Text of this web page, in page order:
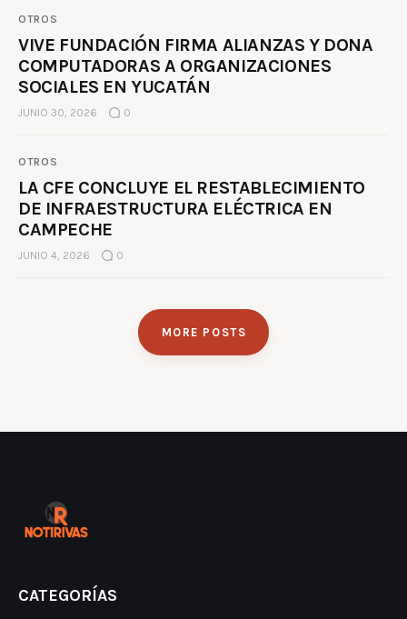
OTROS
VIVE FUNDACIÓN FIRMA ALIANZAS Y DONA
COMPUTADORAS A ORGANIZACIONES
SOCIALES EN YUCATÁN
JUNIO 30, 2026 0
OTROS
LA CFE CONCLUYE EL RESTABLECIMIENTO
DE INFRAESTRUCTURA ELÉCTRICA EN
CAMPECHE
JUNIO 4, 2026 0
MORE POSTS
CATEGORÍAS